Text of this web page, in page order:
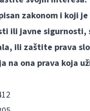
zakonom i koji
ili javne sigurnosti,
ili zaštite prava
na ona prava koja